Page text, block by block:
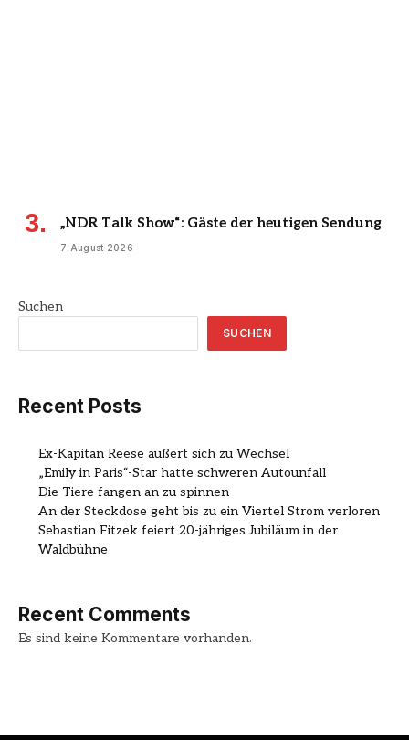
„NDR Talk Show“: Gäste der heutigen Sendung
7 August 2026
Suchen
SUCHEN
Recent Posts
Ex-Kapitän Reese äußert sich zu Wechsel
„Emily in Paris“-Star hatte schweren Autounfall
Die Tiere fangen an zu spinnen
An der Steckdose geht bis zu ein Viertel Strom verloren
Sebastian Fitzek feiert 20-jähriges Jubiläum in der
Waldbühne
Recent Comments
Es sind keine Kommentare vorhanden.